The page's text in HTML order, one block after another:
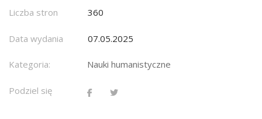
Liczba stron 360
Data wydania 07.05.2025
Kategoria: Nauki humanistyczne
Podziel się